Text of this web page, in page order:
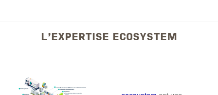
L'EXPERTISE ECOSYSTEM